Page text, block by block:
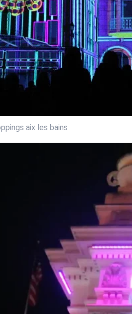
aix les bains